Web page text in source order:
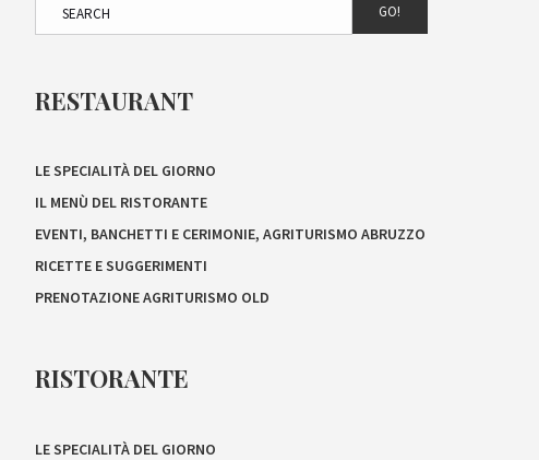
GO!
RESTAURANT
LE SPECIALITÀ DEL GIORNO
IL MENÙ DEL RISTORANTE
EVENTI, BANCHETTI E CERIMONIE, AGRITURISMO ABRUZZO
RICETTE E SUGGERIMENTI
PRENOTAZIONE AGRITURISMO OLD
RISTORANTE
LE SPECIALITÀ DEL GIORNO